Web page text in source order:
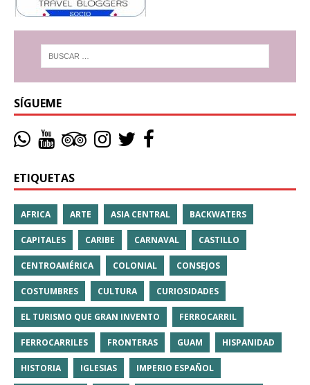
SÍGUEME
ETIQUETAS
AFRICA ARTE ASIA CENTRAL BACKWATERS
CAPITALES CARIBE CARNAVAL CASTILLO
CENTROAMÉRICA COLONIAL CONSEJOS
COSTUMBRES CULTURA CURIOSIDADES
EL TURISMO QUE GRAN INVENTO FERROCARRIL
FERROCARRILES FRONTERAS GUAM HISPANIDAD
HISTORIA IGLESIAS IMPERIO ESPAÑOL